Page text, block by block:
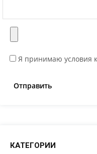
Я принимаю условия
КАТЕГОРИИ